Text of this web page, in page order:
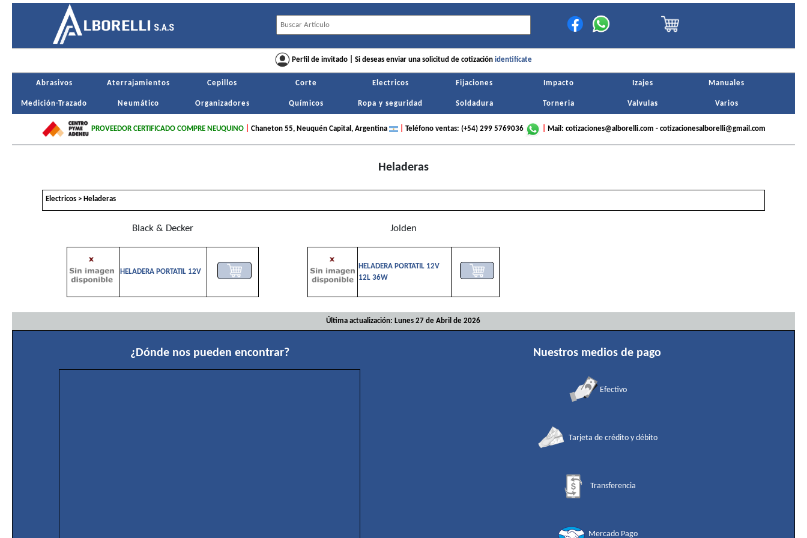
Perfil de invitado | Si deseas enviar una solicitud de cotización identifícate
ingresados no podrás cambiarlos a menos que crees
otro usuario.
Abrasivos Aterrajamientos Cepillos Corte Electricos Fijaciones Impacto Izajes Manuales
Medición-Trazado Neumático Organizadores Químicos Ropa y seguridad Soldadura Torneria Valvulas Varios
PROVEEDOR CERTIFICADO COMPRE NEUQUINO| Chaneton 55, Neuquén Capital, Argentina Teléfono ventas: (+54) 299 5769036 Mail: cotizaciones@alborelli.com - cotizacionesalborelli@gmail.com
Heladeras
Electricos > Heladeras
Black & Decker
HELADERA PORTATIL 12V
Jolden
HELADERA PORTATIL 12V
12L 36W
Última actualización: Lunes 27 de Abril de 2026
¿Dónde nos pueden encontrar? Nuestros medios de pago
Efectivo
Tarjeta de crédito y débito
Transferencia
Mercado Pago